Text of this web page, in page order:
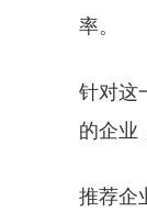
率。
针对这
的企业
推荐企